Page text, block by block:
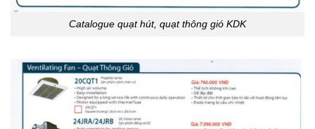
Catalogue quạt hút, quạt thông gió KDK